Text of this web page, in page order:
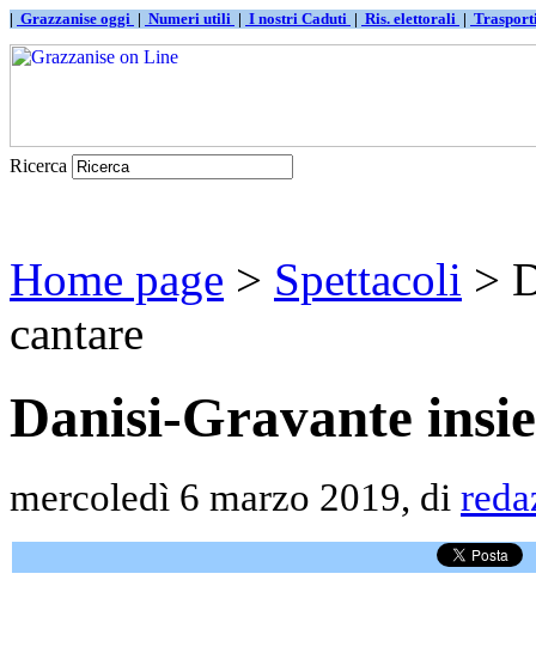
| Grazzanise oggi | Numeri utili | I nostri Caduti | Ris. elettorali |
Ricerca
Home page > Spettacoli >
cantare
Danisi-Gravante
mercoledì 6 marzo 2019, di